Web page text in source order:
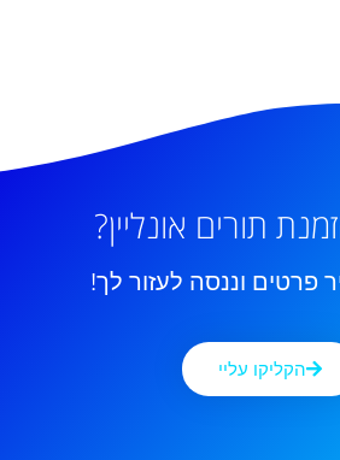
תורים אונליין?
פרטים וננסה לעזור לך!
הקליקו עליי